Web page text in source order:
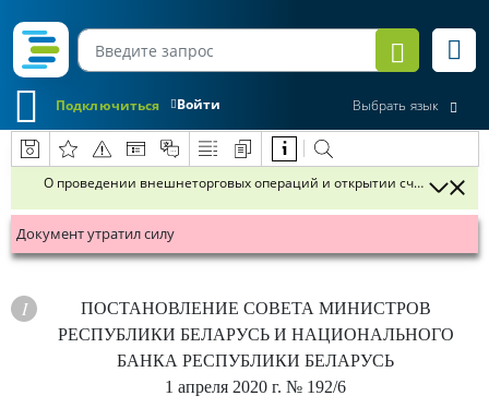
Войти
Подключиться Выбрать язык
О проведении внешнеторговых операций и открытии счетов в
Документ утратил силу
ПОСТАНОВЛЕНИЕ СОВЕТА МИНИСТРОВ
РЕСПУБЛИКИ БЕЛАРУСЬ И НАЦИОНАЛЬНОГО
БАНКА РЕСПУБЛИКИ БЕЛАРУСЬ
1 апреля 2020 г. № 192/6